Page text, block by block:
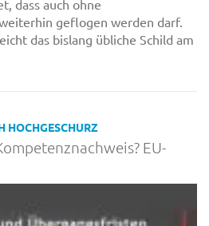
dass auch ohne
geflogen werden darf.
das bislang übliche Schild am
HOCHGESCHURZ
EU-